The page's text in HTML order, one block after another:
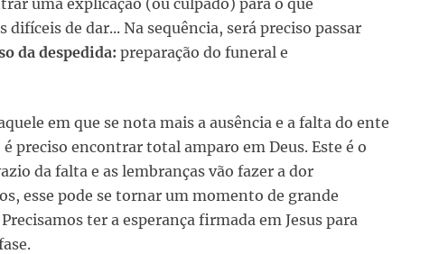
difíceis de dar... Na sequência, será preciso passar
da despedida: preparação do funeral e
em que se nota mais a ausência e a falta do ente
preciso encontrar total amparo em Deus. Este é o
da falta e as lembranças vão fazer a dor
esse pode se tornar um momento de grande
Precisamos ter a esperança firmada em Jesus para